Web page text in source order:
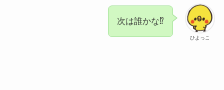
ひよっこ
次は誰かな⁉